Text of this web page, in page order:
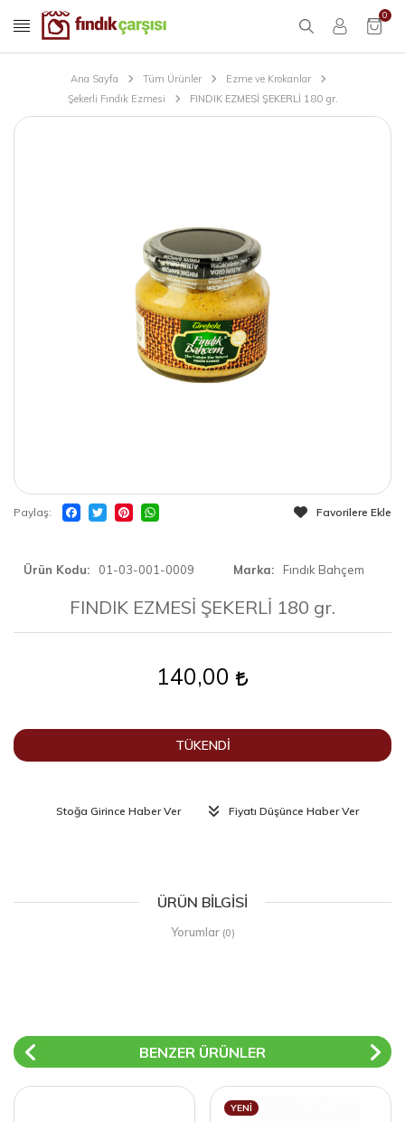
0
Ana Sayfa Tüm Ürünler
Ezme ve Krokanlar
Şekerli Fındık Ezmesi
FINDIK EZMESİ ŞEKERLİ 180 gr.
Paylaş Favorilere Ekle
Ürün Kodu 01-03-001-0009 Marka Fındık Bahçem
FINDIK EZMESİ ŞEKERLİ 180 gr.
140,00
TÜKENDİ
Stoğa Girince Haber Ver Fiyatı Düşünce Haber Ver
ÜRÜN BILGISI
Yorumlar (0)
BENZER ÜRÜNLER
YENI